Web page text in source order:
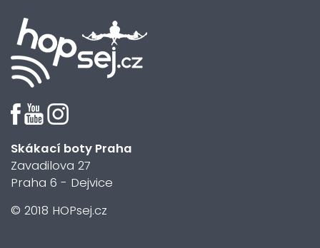
Skákací boty Praha
Zavadilova 27
Praha 6 - Dejvice
© 2018 HOPsej.cz